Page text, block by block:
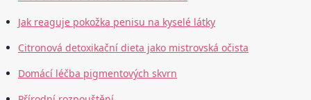
Jak reaguje pokožka penisu na kyselé látky
Citronová detoxikační dieta jako mistrovská očista
Domácí léčba pigmentových skvrn